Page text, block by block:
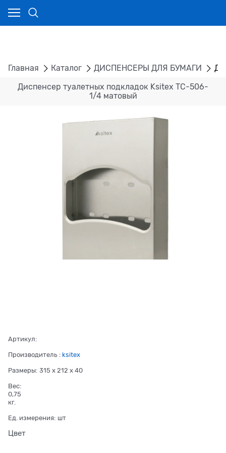
Главная Каталог ДИСПЕНСЕРЫ ДЛЯ БУМАГИ
Диспенсер туалетных подкладок Ksitex TC-506-
1/4 матовый
Артикул:
Производитель : ksitex
Размеры: 315 x 212 x 40
Вес:
0,75
кг.
Ед. измерения: шт
Цвет